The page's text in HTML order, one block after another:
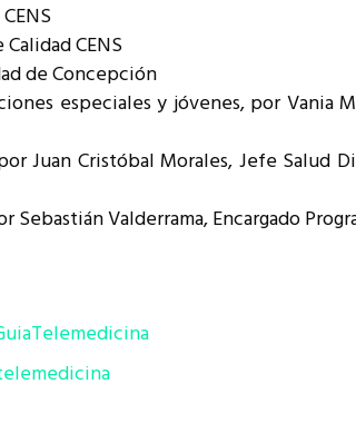
CENS
de Concepción
especiales y jóvenes, por Vania
Juan Cristóbal Morales, Jefe Salud
Valderrama, Encargado